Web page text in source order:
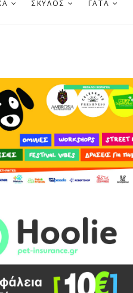
ΣΚΎΛΟΣ ΓΆΤΑ